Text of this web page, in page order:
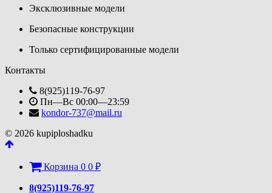
Эксклюзивные модели
Безопасные конструкции
Только сертифицированные модели
Контакты
8(925)119-76-97
Пн—Вс 00:00—23:59
kondor-737@mail.ru
© 2026 kupiploshadku
Корзина 0 0 ₽
8(925)119-76-97